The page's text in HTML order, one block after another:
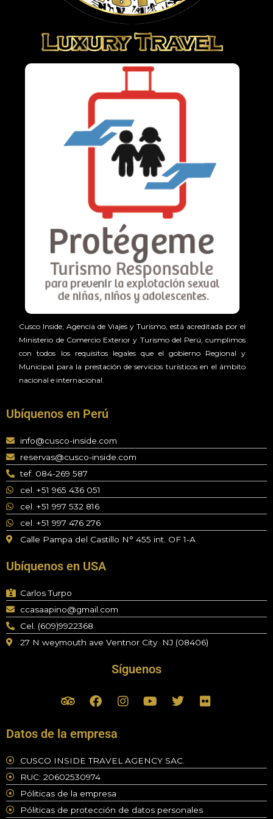
Cusco Inside, Agencia de Viajes y Turismo, está acreditada por el
Ministerio de Comercio Exterior y Turismo del Perú, cumplimos
con todos los requisitos legales que el gobierno Regional y
Municipal para la prestación de servicios turísticos en el ámbito
nacional e internacional.
Ubíquenos en Perú
info@cusco-inside.com
reservas@cusco-inside.com
tef. 084-269 587
cel. +51 965 436 051
cel. +51 997 532 816
cel. +51 997 476 276
Calle Pampa del Castillo N° 455 int. OF 1-A
Ubíquenos en USA
Carlos Turpo
ccasaapino@gmail.com
Cel. (609)9922368
27 N weymouth ave Ventnor City NJ (08406)
Síguenos
T
r
p
d
v
i
s
o
F
a
e
o
o
k
I
n
g
r
Y
o
b
e
T
w
e
r
F
l
Datos de la empresa
CUSCO INSIDE TRAVEL AGENCY SAC.
RUC: 20602530974
Póliticas de la empresa
Póliticas de protección de datos personales